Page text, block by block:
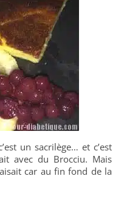
avec du Brocciu. Mais
car au fin fond de la